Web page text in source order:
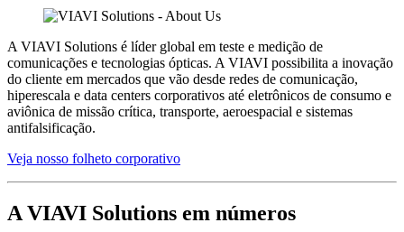
A VIAVI Solutions é líder global em teste e medição de
comunicações e tecnologias ópticas. A VIAVI possibilita a inovação
do cliente em mercados que vão desde redes de comunicação,
hiperescala e data centers corporativos até eletrônicos de consumo e
aviônica de missão crítica, transporte, aeroespacial e sistemas
antifalsificação.
Veja nosso folheto corporativo
A VIAVI Solutions em números